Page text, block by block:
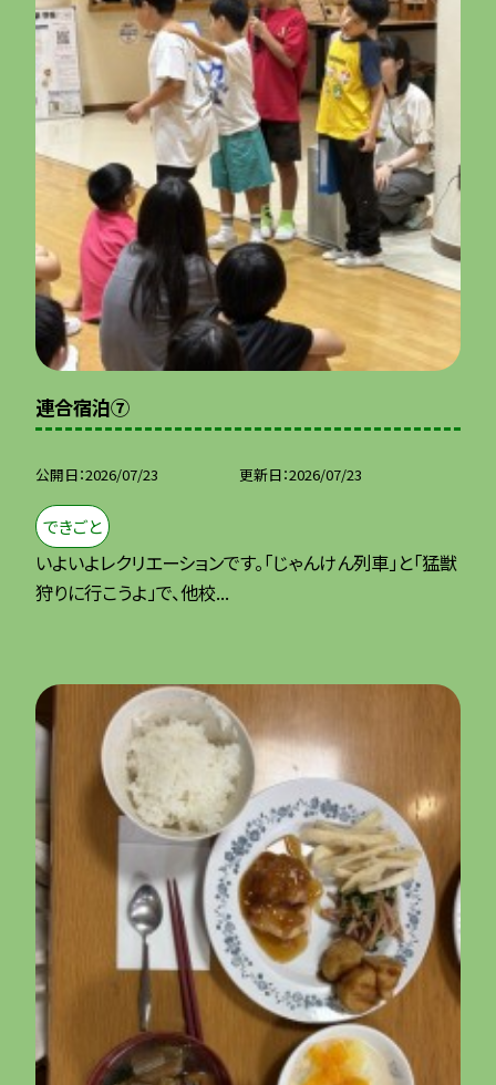
連合宿泊⑦
公開日 2026/07/23 更新日 2026/07/23
できごと
いよいよレクリエーションです。「じゃんけん列車」と「猛獣
狩りに行こうよ」で、他校...